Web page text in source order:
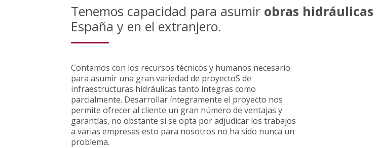
Tenemos capacidad para asumir obras hidráulicas
España y en el extranjero.
Contamos con los recursos técnicos y humanos necesario
para asumir una gran variedad de proyectoS de
infraestructuras hidráulicas tanto íntegras como
parcialmente. Desarrollar íntegramente el proyecto nos
permite ofrecer al cliente un gran número de ventajas y
garantías, no obstante si se opta por adjudicar los trabajos
a varias empresas esto para nosotros no ha sido nunca un
problema.